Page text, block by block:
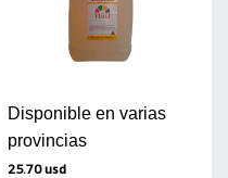
Disponible en varias
provincias
25.70 usd